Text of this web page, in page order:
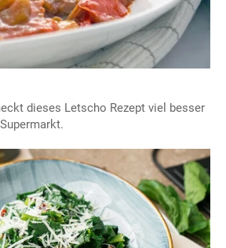
dieses Letscho Rezept viel besser